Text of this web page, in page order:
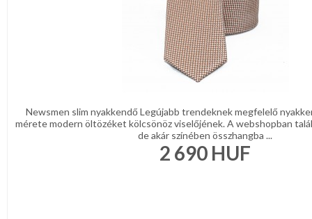
Newsmen slim nyakkendő Legújabb trendeknek megfelelő
mérete modern öltözéket kölcsönöz viselőjének. A webshopban
de akár színében összhangba ...
2 690 HUF